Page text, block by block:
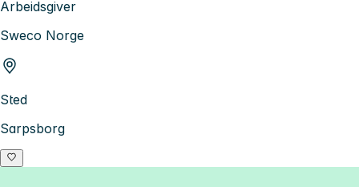
Arbeidsgiver
Sweco Norge
Sted
Sarpsborg